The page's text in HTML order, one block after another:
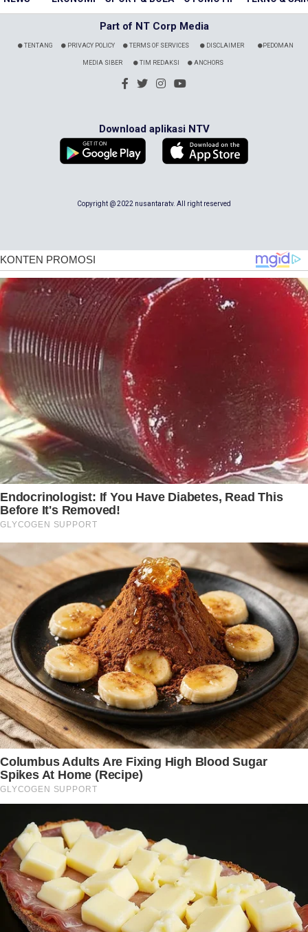
Part of NT Corp Media
TENTANG PRIVACY POLICY TERMS OF SERVICES DISCLAIMER PEDOMAN
MEDIA SIBER TIM REDAKSI ANCHORS
Download aplikasi NTV
Copyright @ 2022 nusantaratv. All right reserved